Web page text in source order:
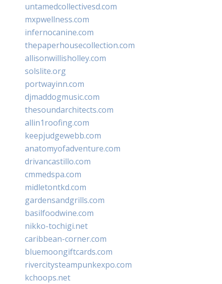
untamedcollectivesd.com
mxpwellness.com
infernocanine.com
thepaperhousecollection.com
allisonwillisholley.com
solslite.org
portwayinn.com
djmaddogmusic.com
thesoundarchitects.com
allin1roofing.com
keepjudgewebb.com
anatomyofadventure.com
drivancastillo.com
cmmedspa.com
midletontkd.com
gardensandgrills.com
basilfoodwine.com
nikko-tochigi.net
caribbean-corner.com
bluemoongiftcards.com
rivercitysteampunkexpo.com
kchoops.net